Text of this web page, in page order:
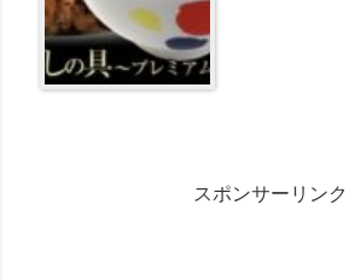
スポンサーリンク